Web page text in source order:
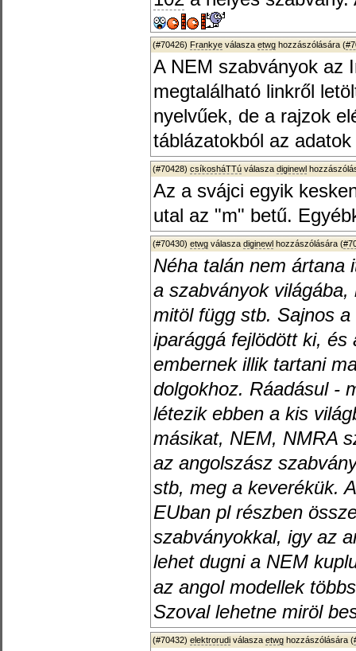
(#70426) Frankye válasza etwg hozzászólására (
A NEM szabványok az
megtalálható linkről
nyelvűek, de a rajzok
táblázatokból az
(#70428) csíkosháTTú válasza diginewl
Az a svájci egyik
utal az "m" betű.
(#70430) etwg válasza diginewl hozzászólására (
Néha talán nem ártana
a szabványok
mitöl függ stb. Sajnos
iparággá fejlödött ki, és
embernek illik tartani
dolgokhoz. Ráadásul -
létezik ebben a kis
másikat, NEM, NMRA
az angolszász
stb, meg a keverékük.
EUban pl részben
szabványokkal, igy az
lehet dugni a NEM
az angol modellek
Szoval lehetne miröl
(#70432) elektrorudi válasza etwg hozzászólására (